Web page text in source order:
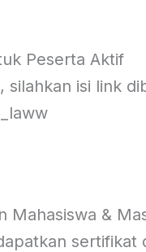
Peserta Aktif
silahkan isi link
Mahasiswa &